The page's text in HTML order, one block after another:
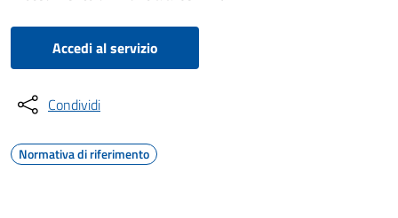
Accedi al servizio
Condividi
Normativa di riferimento